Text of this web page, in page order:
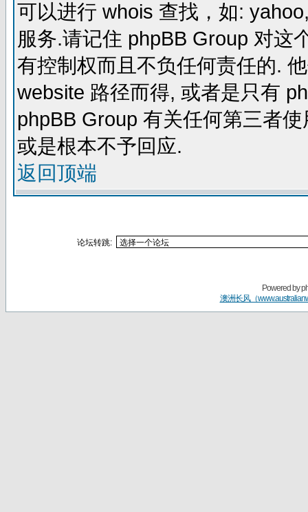
可以进行 whois 查找，如:
服务.请记住 phpBB Group 对这
有控制权而且不负任何责任的.
website 路径而得, 或者是只有
phpBB Group 有关任何第三者
或是根本不予回应.
返回顶端
论坛转跳:
Powered by
澳洲长风（